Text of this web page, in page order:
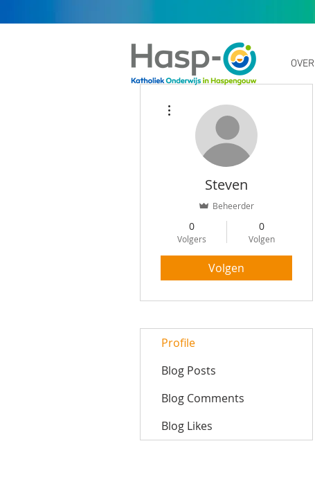
Steven
Beheerder
0
Volgers
0
Volgen
Volgen
Profile
Blog Posts
Blog Comments
Blog Likes